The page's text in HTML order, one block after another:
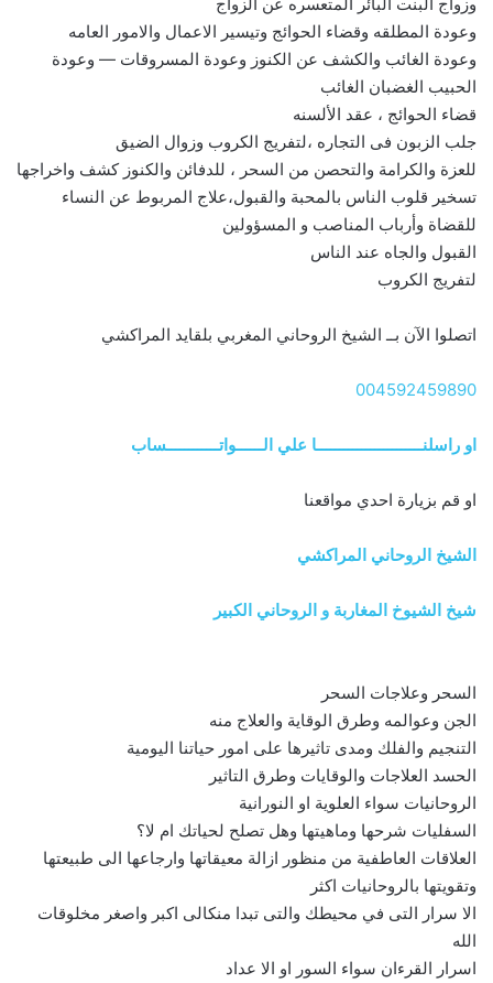
وعودة المطلقه وقضاء الحوائج وتيسير الاعمال والامور العامه
وعودة الغائب والكشف عن الكنوز وعودة المسروقات — وعودة
الحبيب الغضبان الغائب
قضاء الحوائج ، عقد الألسنه
جلب الزبون فى التجاره ،لتفريج الكروب وزوال الضيق
للعزة والكرامة والتحصن من السحر ، للدفائن والكنوز كشف واخراجها
تسخير قلوب الناس بالمحبة والقبول،علاج المربوط عن النساء
للقضاة وأرباب المناصب و المسؤولين
القبول والجاه عند الناس
لتفريج الكروب
اتصلوا الآن بــ الشيخ الروحاني المغربي بلقايد المراكشي
004592459890
او راسلنــــــــــــــــــــــــا علي الــــــواتــــــــــــساب
او قم بزيارة احدي مواقعنا
الشيخ الروحاني المراكشي
شيخ الشيوخ المغاربة و الروحاني الكبير
السحر وعلاجات السحر
الجن وعوالمه وطرق الوقاية والعلاج منه
التنجيم والفلك ومدى تاثيرها على امور حياتنا اليومية
الحسد العلاجات والوقايات وطرق التاثير
الروحانيات سواء العلوية او النورانية
السفليات شرحها وماهيتها وهل تصلح لحياتك ام لا؟
العلاقات العاطفية من منظور ازالة معيقاتها وارجاعها الى طبيعتها
وتقويتها بالروحانيات اكثر
الا سرار التى في محيطك والتى تبدا منكالى اكبر واصغر مخلوقات
الله
اسرار القرءان سواء السور او الا عداد